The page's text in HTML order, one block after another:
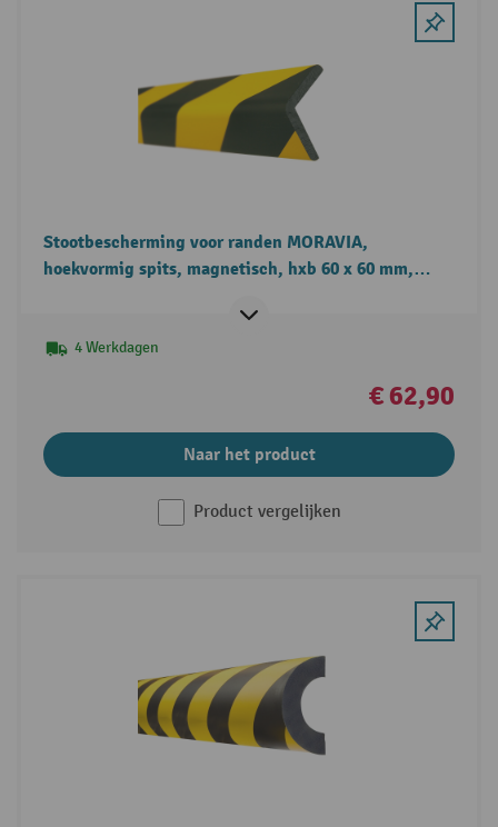
Stootbescherming voor randen MORAVIA,
hoekvormig spits, magnetisch, hxb 60 x 60 mm,
4 Werkdagen
€ 62,90
Naar het product
Product vergelijken